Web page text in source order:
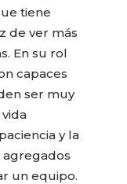
tiene
de ver más
En su rol
capaces
ser muy
y la
agregados
un equipo.